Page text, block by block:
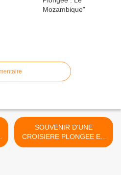
SOUVENIR D'UNE
CROISIERE PLONGEE EN
THAILANDE...AVRIL 2004 >